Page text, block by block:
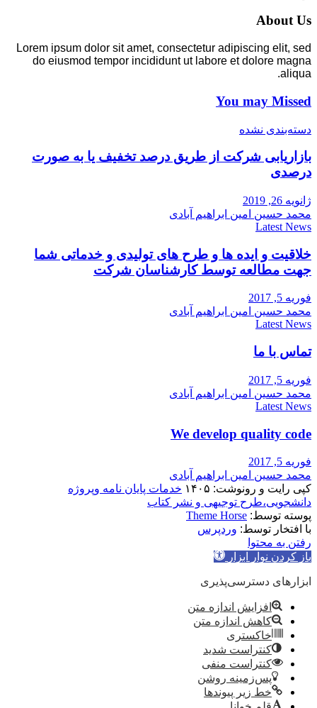
About Us
Lorem ipsum dolor sit amet, consectetur adipiscing elit, sed
do eiusmod tempor incididunt ut labore et dolore magna
aliqua.
You may Missed
دسته‌بندی نشده
بازاریابی شرکت از طریق درصد تخفیف یا به صورت
درصدی
ژانویه 26, 2019
محمد حسین امین ابراهیم آبادی
Latest News
خلاقیت و ایده ها و طرح های تولیدی و خدماتی شما
جهت مطالعه توسط کارشناسان شرکت
فوریه 5, 2017
محمد حسین امین ابراهیم آبادی
Latest News
تماس با ما
فوریه 5, 2017
محمد حسین امین ابراهیم آبادی
Latest News
We develop quality code
فوریه 5, 2017
محمد حسین امین ابراهیم آبادی
کپی رایت و رونوشت: ۱۴۰۵
خدمات پایان نامه وپروژه
دانشجویی،طرح توجیهی و نشر کتاب
پوسته توسط: Theme Horse
با افتخار توسط: وردپرس
رفتن به محتوا
باز کردن نوار ابزار
ابزارهای دسترسی‌پذیری
افزایش اندازه متن
کاهش اندازه متن
خاکستری
کنتراست شدید
کنتراست منفی
پس‌زمینه روشن
خط زیر پیوندها